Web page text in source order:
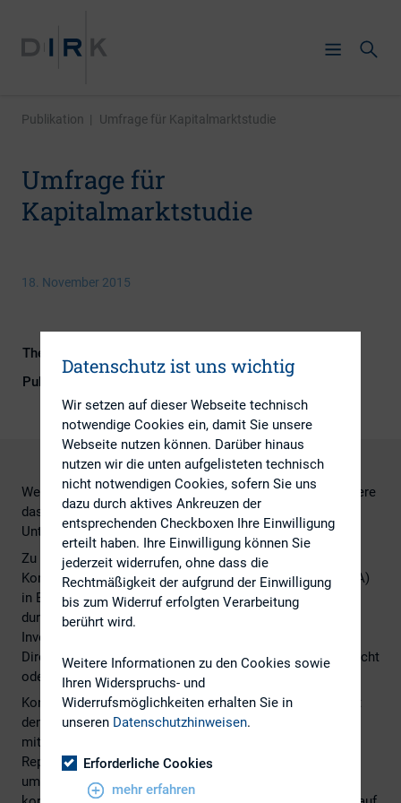
Publikation | Umfrage für Kapitalmarktstudie
Umfrage für
Kapitalmarktstudie
18. November 2015
Themengebiet
Publikationsform
Externe Publikationen
Welche Auswirkungen haben „Soft Facts“ und insbesondere
das gesellschaftlich bzw. ethisch korrekte Verhalten von
Unternehmen auf das Investmentverhalten?
Zu dieser Frage führt die strategische
Kommunikationsberatung Deekeling Arndt Advisors (DAA)
in Eigenregie eine Studie unter Kapitalmarktteilnehmern
durch. Die anonymisierte Befragung richtet sich an CFOs,
Investmentbanker, Fondsmanager, Analysten, Händler, IR-
Direktoren, M&A-Anwälte, Manager der Kapitalmarktaufsicht
oder Private Equity Manager.
Konkret befassen sich die Fragestellungen der Studie mit
dem Einfluss von Reputation auf den Unternehmenswert,
mit unternehmensinternen und –externen Risiken für die
Reputation von Unternehmen und damit, wie mit diesen
umgegangen wird. Ebenso werden der Einfluss ethisch
Datenschutz ist uns wichtig
Wir setzen auf dieser Webseite technisch
notwendige Cookies ein, damit Sie unsere
Webseite nutzen können. Darüber hinaus
nutzen wir die unten aufgelisteten technisch
nicht notwendigen Cookies, sofern Sie uns
dazu durch aktives Ankreuzen der
entsprechenden Checkboxen Ihre Einwilligung
erteilt haben. Ihre Einwilligung können Sie
jederzeit widerrufen, ohne dass die
Rechtmäßigkeit der aufgrund der Einwilligung
bis zum Widerruf erfolgten Verarbeitung
berührt wird.
Weitere Informationen zu den Cookies sowie
Ihren Widerspruchs- und
Widerrufsmöglichkeiten erhalten Sie in
unseren Datenschutzhinweisen.
Erforderliche Cookies
mehr erfahren